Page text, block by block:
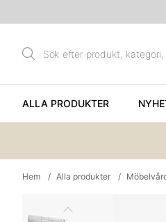
ALLA PRODUKTER
Hem Alla produkter